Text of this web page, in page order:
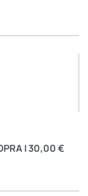
I 30,00 €